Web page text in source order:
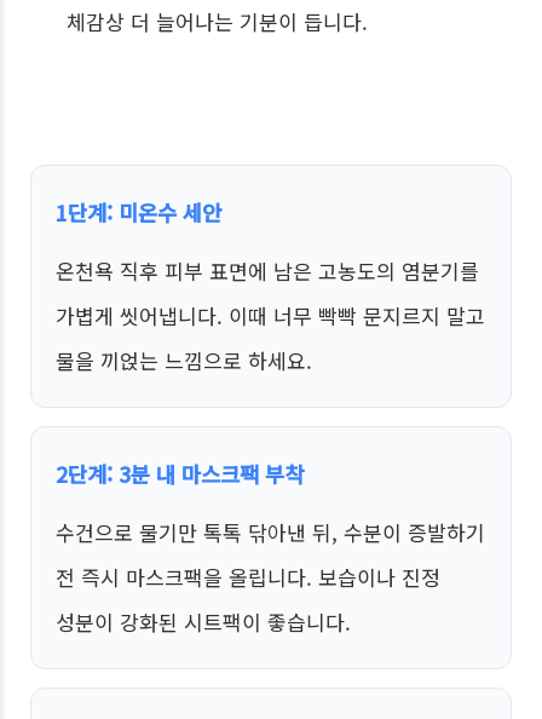
체감상 더 늘어나는 기분이 듭니다.
1단계: 미온수 세안
온천욕 직후 피부 표면에 남은 고농도의 염분기를
가볍게 씻어냅니다. 이때 너무 빡빡 문지르지 말고
물을 끼얹는 느낌으로 하세요.
2단계: 3분 내 마스크팩 부착
수건으로 물기만 톡톡 닦아낸 뒤, 수분이 증발하기
전 즉시 마스크팩을 올립니다. 보습이나 진정
성분이 강화된 시트팩이 좋습니다.